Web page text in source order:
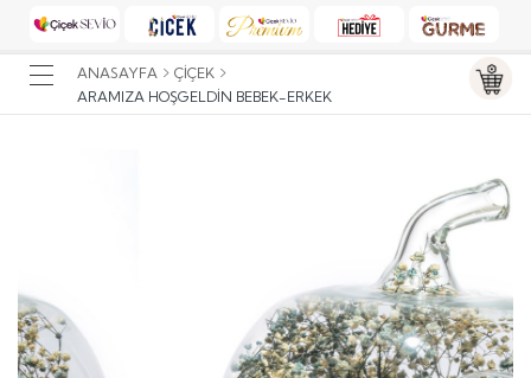
ANASAYFA
ÇIÇEK
ARAMIZA HOŞGELDIN BEBEK-ERKEK